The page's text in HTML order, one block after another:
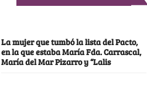
La mujer que tumbó la lista del Pacto,
en la que estaba María Fda. Carrascal,
María del Mar Pizarro y “Lalis